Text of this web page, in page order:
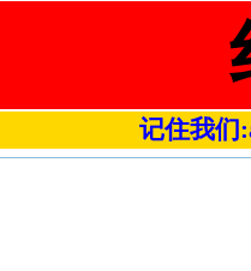
记住我们